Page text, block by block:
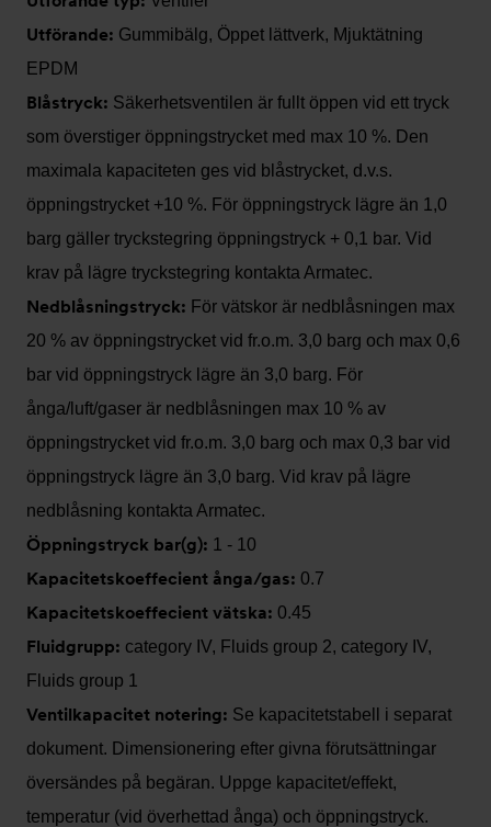
Utförande: Gummibälg, Öppet lättverk, Mjuktätning
EPDM
Blåstryck: Säkerhetsventilen är fullt öppen vid ett tryck
som överstiger öppningstrycket med max 10 %. Den
maximala kapaciteten ges vid blåstrycket, d.v.s.
öppningstrycket +10 %. För öppningstryck lägre än 1,0
barg gäller tryckstegring öppningstryck + 0,1 bar. Vid
krav på lägre tryckstegring kontakta Armatec.
Nedblåsningstryck: För vätskor är nedblåsningen max
20 % av öppningstrycket vid fr.o.m. 3,0 barg och max 0,6
bar vid öppningstryck lägre än 3,0 barg. För
ånga/luft/gaser är nedblåsningen max 10 % av
öppningstrycket vid fr.o.m. 3,0 barg och max 0,3 bar vid
öppningstryck lägre än 3,0 barg. Vid krav på lägre
nedblåsning kontakta Armatec.
Öppningstryck bar(g): 1 - 10
Kapacitetskoeffecient ånga/gas: 0.7
Kapacitetskoeffecient vätska: 0.45
Fluidgrupp: category IV, Fluids group 2, category IV,
Fluids group 1
Ventilkapacitet notering: Se kapacitetstabell i separat
dokument. Dimensionering efter givna förutsättningar
översändes på begäran. Uppge kapacitet/effekt,
temperatur (vid överhettad ånga) och öppningstryck.